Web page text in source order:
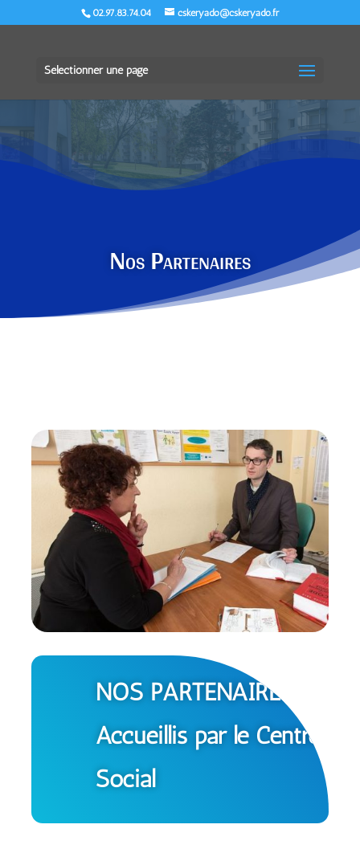
02.97.83.74.04 cskeryado@cskeryado.fr
Sélectionner une page
Nos Partenaires
NOS PARTENAIRES
Accueillis par le Centre
Social